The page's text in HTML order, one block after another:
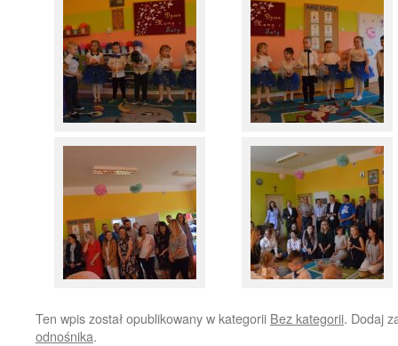
Ten wpis został opublikowany w kategorii Bez kategorii. Dodaj
odnośnika.